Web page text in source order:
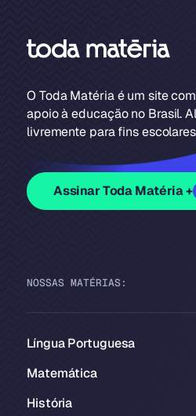
O Toda Matéria é um site
apoio à educação no Brasil.
livremente para fins
Assinar Toda Matéria +
NOSSAS MATÉRIAS:
Língua Portuguesa
Matemática
História